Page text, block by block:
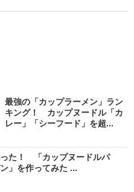
最強の「カップラーメン」ラン
キング！ カップヌードル「カ
レー」「シーフード」を超...
た！ 「カップヌードルパ
」を作ってみた ...